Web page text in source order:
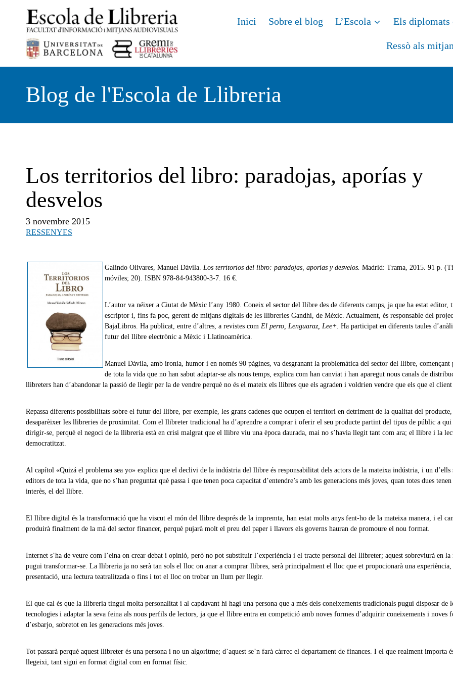
contingut
Inici Sobre el blog L’Escola Els
Ressò als
Blog de l'Escola de Llibreria
Los territorios del libro: paradojas, aporías y
desvelos
3 novembre 2015
RESSENYES
Galindo Olivares, Manuel Dávila. Los territorios del libro: paradojas, aporías y desvelos. Madrid: Trama, 2015. 91 p.
móviles; 20). ISBN 978-84-943800-3-7. 16 €.
L’autor va néixer a Ciutat de Mèxic l’any 1980. Coneix el sector del llibre des de diferents camps, ja que ha estat editor,
escriptor i, fins fa poc, gerent de mitjans digitals de les llibreries Gandhi, de Mèxic. Actualment, és responsable del
BajaLibros. Ha publicat, entre d’altres, a revistes com El perro, Lenguaraz, Lee+. Ha participat en diferents taules
futur del llibre electrònic a Mèxic i Llatinoamèrica.
Manuel Dávila, amb ironia, humor i en només 90 pàgines, va desgranant la problemàtica del sector del llibre, començant
de tota la vida que no han sabut adaptar-se als nous temps, explica com han canviat i han aparegut nous canals de
llibreters han d’abandonar la passió de llegir per la de vendre perquè no és el mateix els llibres que els agraden i voldrien vendre que els que el
Repassa diferents possibilitats sobre el futur del llibre, per exemple, les grans cadenes que ocupen el territori en detriment de la qualitat del
desaparèixer les llibreries de proximitat. Com el llibreter tradicional ha d’aprendre a comprar i oferir el seu producte partint del tipus de públic a
dirigir-se, perquè el negoci de la llibreria està en crisi malgrat que el llibre viu una època daurada, mai no s’havia llegit tant com ara; el llibre i la
democratitzat.
Al capítol «Quizá el problema sea yo» explica que el declivi de la indústria del llibre és responsabilitat dels actors de la mateixa indústria, i un d’ells
editors de tota la vida, que no s’han preguntat què passa i que tenen poca capacitat d’entendre’s amb les generacions més joves, quan totes dues
interès, el del llibre.
El llibre digital és la transformació que ha viscut el món del llibre després de la impremta, han estat molts anys fent-ho de la mateixa manera, i el
produirà finalment de la mà del sector financer, perquè pujarà molt el preu del paper i llavors els governs hauran de promoure el nou format.
Internet s’ha de veure com l’eina on crear debat i opinió, però no pot substituir l’experiència i el tracte personal del llibreter; aquest sobreviurà en la
pugui transformar-se. La llibreria ja no serà tan sols el lloc on anar a comprar llibres, serà principalment el lloc que et propocionarà una
presentació, una lectura teatralitzada o fins i tot el lloc on trobar un llum per llegir.
El que cal és que la llibreria tingui molta personalitat i al capdavant hi hagi una persona que a més dels coneixements tradicionals pugui disposar de
tecnologies i adaptar la seva feina als nous perfils de lectors, ja que el llibre entra en competició amb noves formes d’adquirir coneixements i noves
d’esbarjo, sobretot en les generacions més joves.
Tot passarà perquè aquest llibreter és una persona i no un algoritme; d’aquest se’n farà càrrec el departament de finances. I el que realment importa
llegeixi, tant sigui en format digital com en format físic.